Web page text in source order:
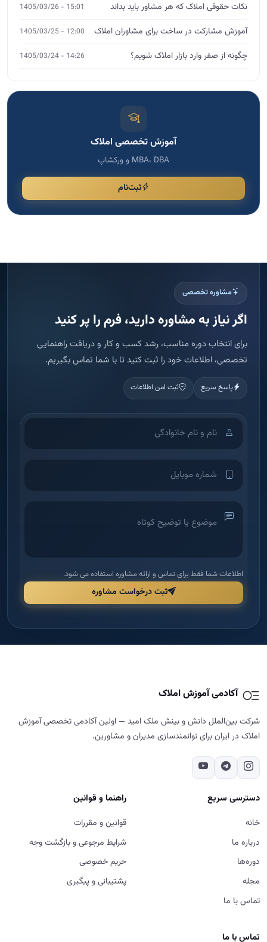
نکات حقوقی املاک که هر مشاور باید بداند 15:01 - 1405/03/26
آموزش مشارکت در ساخت برای مشاوران املاک 12:00 - 1405/03/25
چگونه از صفر وارد بازار املاک شویم؟ 14:26 - 1405/03/24
آموزش تخصصی املاک
MBA، DBA و ورکشاپ
ثبت‌نام
مشاوره تخصصی
اگر نیاز به مشاوره دارید، فرم را پر کنید
برای انتخاب دوره مناسب، رشد کسب و کار و دریافت راهنمایی
تخصصی، اطلاعات خود را ثبت کنید تا با شما تماس بگیریم.
پاسخ سریع ثبت امن اطلاعات
اطلاعات شما فقط برای تماس و ارائه مشاوره استفاده می شود.
ثبت درخواست مشاوره
آکادمی آموزش املاک
شرکت بین‌الملل دانش و بینش ملک امید — اولین آکادمی تخصصی آموزش
املاک در ایران برای توانمندسازی مدیران و مشاورین.
دسترسی سریع
خانه
درباره ما
دوره‌ها
مجله
تماس با ما
راهنما و قوانین
قوانین و مقررات
شرایط مرجوعی و بازگشت وجه
حریم خصوصی
پشتیبانی و پیگیری
تماس با ما